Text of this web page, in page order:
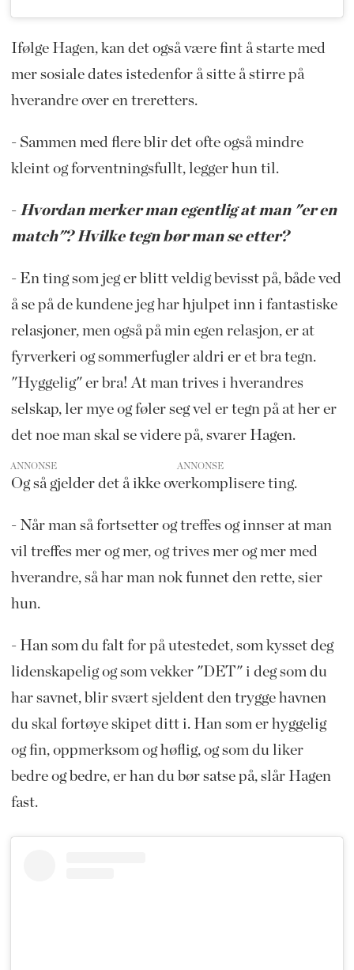
Ifølge Hagen, kan det også være fint å starte med
mer sosiale dates istedenfor å sitte å stirre på
hverandre over en treretters.
- Sammen med flere blir det ofte også mindre
kleint og forventningsfullt, legger hun til.
-Hvordan merker man egentlig at man "er en
match"? Hvilke tegn bør man se etter?
- En ting som jeg er blitt veldig bevisst på, både ved
å se på de kundene jeg har hjulpet inn i fantastiske
relasjoner, men også på min egen relasjon, er at
fyrverkeri og sommerfugler aldri er et bra tegn.
"Hyggelig" er bra! At man trives i hverandres
selskap, ler mye og føler seg vel er tegn på at her er
det noe man skal se videre på, svarer Hagen.
ANNONSE
Og så gjelder det å ikke overkomplisere ting.
- Når man så fortsetter og treffes og innser at man
vil treffes mer og mer, og trives mer og mer med
hverandre, så har man nok funnet den rette, sier
hun.
- Han som du falt for på utestedet, som kysset deg
lidenskapelig og som vekker "DET" i deg som du
har savnet, blir svært sjeldent den trygge havnen
du skal fortøye skipet ditt i. Han som er hyggelig
og fin, oppmerksom og høflig, og som du liker
bedre og bedre, er han du bør satse på, slår Hagen
fast.